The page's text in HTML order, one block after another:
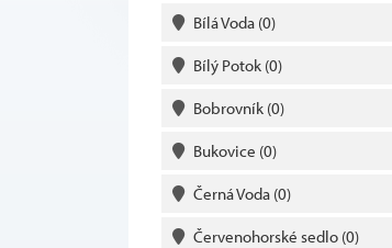
Bílá Voda (0)
Bílý Potok (0)
Bobrovník (0)
Bukovice (0)
Černá Voda (0)
Červenohorské sedlo (0)